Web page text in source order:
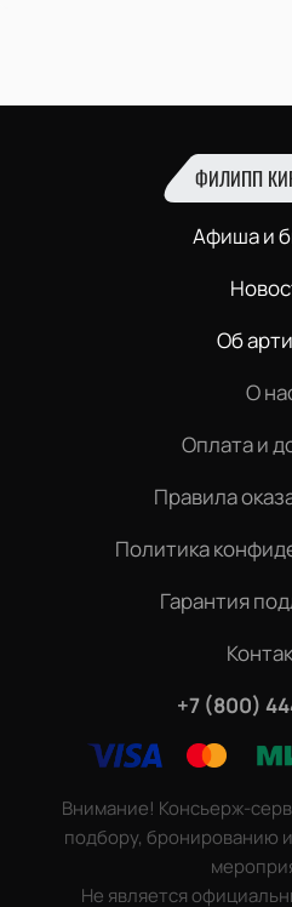
ФИЛИПП
Афиша и
Об
О
Оплата и
Правила
Политика
Гарантия
+7 (800)
Внимание! Консьерж-
подбору, бронированию
Не является